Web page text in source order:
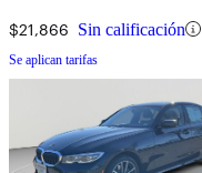
$21,866 Sin calificación
Se aplican tarifas